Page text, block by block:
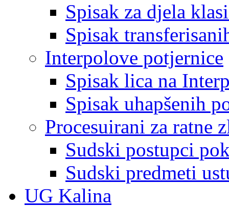
Spisak za djela
Spisak
Interpolove potjernice
Spisak lica na
Spisak uhapšenih
Procesuirani za ratne
Sudski postupci
Sudski predmeti
UG Kalina